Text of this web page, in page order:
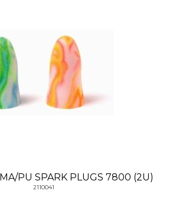
PU SPARK PLUGS 7800 (2U)
2110041